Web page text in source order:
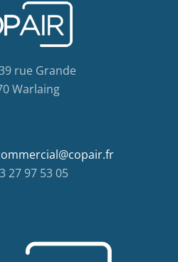
rue Grande
Warlaing
27 97 53 05